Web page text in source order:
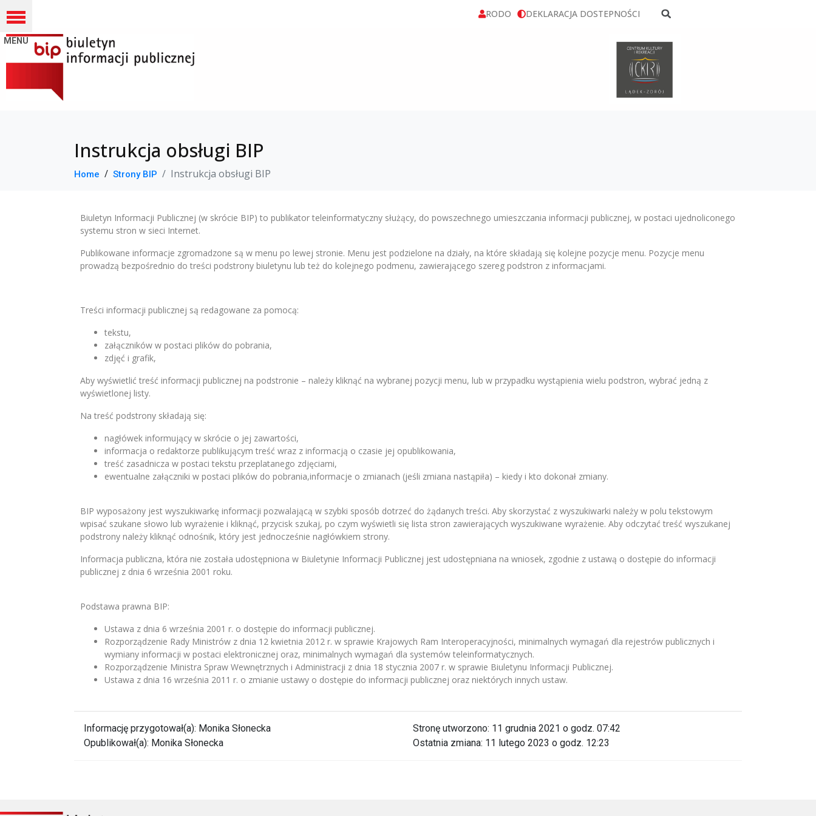
RODO DEKLARACJA DOSTEPNOŚCI
Instrukcja obsługi BIP
Home Strony BIP Instrukcja obsługi BIP
Biuletyn Informacji Publicznej (w skrócie BIP) to publikator teleinformatyczny służący, do powszechnego umieszczania informacji publicznej, w postaci ujednoliconego
systemu stron w sieci Internet.
Publikowane informacje zgromadzone są w menu po lewej stronie. Menu jest podzielone na działy, na które składają się kolejne pozycje menu. Pozycje menu
prowadzą bezpośrednio do treści podstrony biuletynu lub też do kolejnego podmenu, zawierającego szereg podstron z informacjami.
Treści informacji publicznej są redagowane za pomocą:
tekstu,
załączników w postaci plików do pobrania,
zdjęć i grafik,
Aby wyświetlić treść informacji publicznej na podstronie – należy kliknąć na wybranej pozycji menu, lub w przypadku wystąpienia wielu podstron, wybrać jedną z
wyświetlonej listy.
Na treść podstrony składają się:
nagłówek informujący w skrócie o jej zawartości,
informacja o redaktorze publikującym treść wraz z informacją o czasie jej opublikowania,
treść zasadnicza w postaci tekstu przeplatanego zdjęciami,
ewentualne załączniki w postaci plików do pobrania,informacje o zmianach (jeśli zmiana nastąpiła) – kiedy i kto dokonał zmiany.
BIP wyposażony jest wyszukiwarkę informacji pozwalającą w szybki sposób dotrzeć do żądanych treści. Aby skorzystać z wyszukiwarki należy w polu tekstowym
wpisać szukane słowo lub wyrażenie i kliknąć, przycisk szukaj, po czym wyświetli się lista stron zawierających wyszukiwane wyrażenie. Aby odczytać treść wyszukanej
podstrony należy kliknąć odnośnik, który jest jednocześnie nagłówkiem strony.
Informacja publiczna, która nie została udostępniona w Biuletynie Informacji Publicznej jest udostępniana na wniosek, zgodnie z ustawą o dostępie do informacji
publicznej z dnia 6 września 2001 roku.
Podstawa prawna BIP:
Ustawa z dnia 6 września 2001 r. o dostępie do informacji publicznej.
Rozporządzenie Rady Ministrów z dnia 12 kwietnia 2012 r. w sprawie Krajowych Ram Interoperacyjności, minimalnych wymagań dla rejestrów publicznych i
wymiany informacji w postaci elektronicznej oraz, minimalnych wymagań dla systemów teleinformatycznych.
Rozporządzenie Ministra Spraw Wewnętrznych i Administracji z dnia 18 stycznia 2007 r. w sprawie Biuletynu Informacji Publicznej.
Ustawa z dnia 16 września 2011 r. o zmianie ustawy o dostępie do informacji publicznej oraz niektórych innych ustaw.
Informację przygotował(a): Monika Słonecka
Opublikował(a): Monika Słonecka
Stronę utworzono: 11 grudnia 2021 o godz. 07:42
Ostatnia zmiana: 11 lutego 2023 o godz. 12:23